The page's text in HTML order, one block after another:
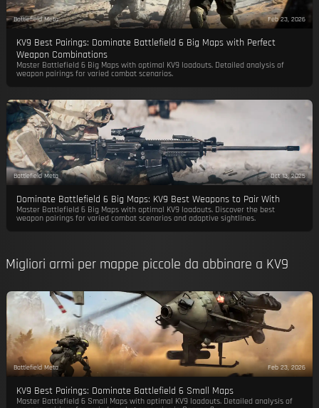
Battlefield Meta Feb 23, 2026
KV9 Best Pairings: Dominate Battlefield 6 Big Maps with Perfect
Weapon Combinations
Master Battlefield 6 Big Maps with optimal KV9 loadouts. Detailed analysis of
weapon pairings for varied combat scenarios.
Battlefield Meta Oct 13, 2025
Dominate Battlefield 6 Big Maps: KV9 Best Weapons to Pair With
Master Battlefield 6 Big Maps with optimal KV9 loadouts. Discover the best
weapon pairings for varied combat scenarios and adaptive sightlines.
Migliori armi per mappe piccole da abbinare a KV9
Battlefield Meta Feb 23, 2026
KV9 Best Pairings: Dominate Battlefield 6 Small Maps
Master Battlefield 6 Small Maps with optimal KV9 loadouts. Detailed analysis of